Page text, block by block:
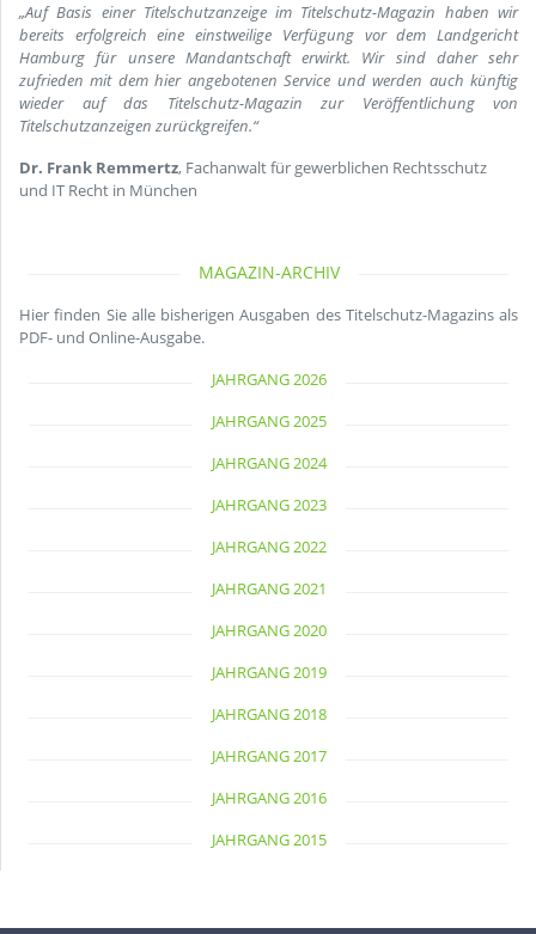
„Auf Basis einer Titelschutzanzeige im Titelschutz-Magazin haben wir
bereits erfolgreich eine einstweilige Verfügung vor dem Landgericht
Hamburg für unsere Mandantschaft erwirkt. Wir sind daher sehr
zufrieden mit dem hier angebotenen Service und werden auch künftig
wieder auf das Titelschutz-Magazin zur Veröffentlichung von
Titelschutzanzeigen zurückgreifen.“
Dr. Frank Remmertz, Fachanwalt für gewerblichen Rechtsschutz
und IT Recht in München
MAGAZIN-ARCHIV
Hier finden Sie alle bisherigen Ausgaben des Titelschutz-Magazins als
PDF- und Online-Ausgabe.
JAHRGANG 2026
JAHRGANG 2025
JAHRGANG 2024
JAHRGANG 2023
JAHRGANG 2022
JAHRGANG 2021
JAHRGANG 2020
JAHRGANG 2019
JAHRGANG 2018
JAHRGANG 2017
JAHRGANG 2016
JAHRGANG 2015